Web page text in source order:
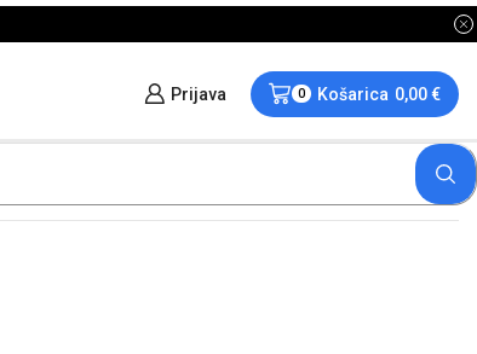
Prijava 0 Košarica 0,00€